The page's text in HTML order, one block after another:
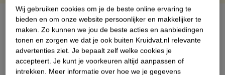
Over dit product
Productinformatie
Nature Impact Score
Wij gebruiken cookies om je de beste online ervaring te
bieden en om onze website persoonlijker en makkelijker te
maken. Zo kunnen we jou de beste acties en aanbiedingen
tonen en zorgen we dat je ook buiten Kruidvat.nl relevante
advertenties ziet. Je bepaalt zelf welke cookies je
accepteert. Je kunt je voorkeuren altijd aanpassen of
intrekken. Meer informatie over hoe we je gegevens